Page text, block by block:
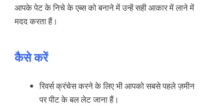
आपके पेट के निचे के एब्स को बनाने में उन्हें सही आकार में लाने में
मदद करता हैं।
कैसे करें
रिवर्स क्रंचेस करने के लिए भी आपको सबसे पहले ज़मीन
पर पीट के बल लेट जाना हैं।